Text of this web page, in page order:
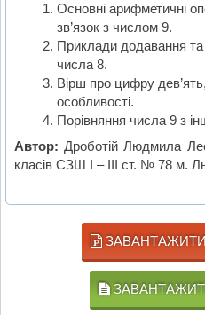
Основні арифметичні
зв’язок з числом 9.
Приклади додавання та
числа 8.
Вірш про цифру
особливості.
Порівняння числа 9 з
Автор: Дроботій Людмила
класів СЗШ І – ІІІ ст. № 78 м.